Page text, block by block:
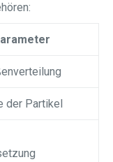
der Partikel